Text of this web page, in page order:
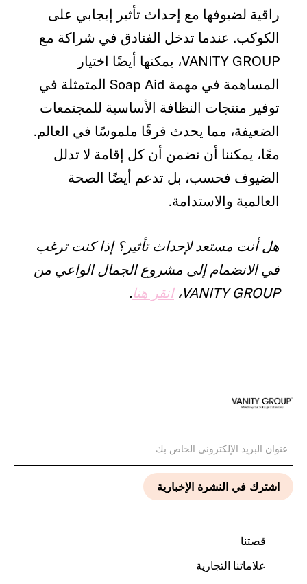
راقية لضيوفها مع إحداث تأثير إيجابي على
الكوكب. عندما تدخل الفنادق في شراكة مع
VANITY GROUP، يمكنها أيضًا اختيار
المساهمة في مهمة Soap Aid المتمثلة في
توفير منتجات النظافة الأساسية للمجتمعات
الضعيفة، مما يحدث فرقًا ملموسًا في العالم.
معًا، يمكننا أن نضمن أن كل إقامة لا تدلل
الضيوف فحسب، بل تدعم أيضًا الصحة
العالمية والاستدامة.
هل أنت مستعد لإحداث تأثير؟ إذا كنت ترغب
في الانضمام إلى مشروع الجمال الواعي من
VANITY GROUP، انقر هنا.
قصتنا
علاماتنا التجارية